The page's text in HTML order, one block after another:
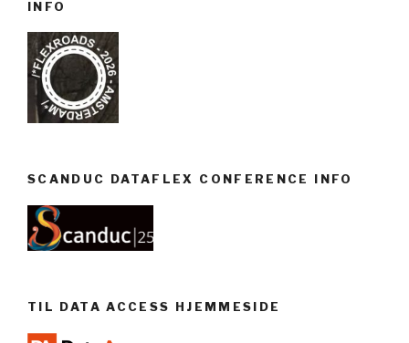
INFO
SCANDUC DATAFLEX CONFERENCE INFO
TIL DATA ACCESS HJEMMESIDE